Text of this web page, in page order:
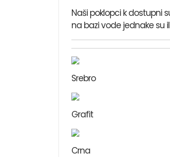
Naši poklopci k dostupni
na bazi vode jednake su
Srebro
Grafit
Crna